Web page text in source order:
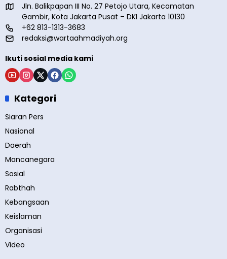
Jln. Balikpapan III No. 27 Petojo Utara, Kecamatan
Gambir, Kota Jakarta Pusat – DKI Jakarta 10130
+62 813-1313-3683
redaksi@wartaahmadiyah.org
Ikuti sosial media kami
Kategori
Siaran Pers
Nasional
Daerah
Mancanegara
Sosial
Rabthah
Kebangsaan
Keislaman
Organisasi
Video